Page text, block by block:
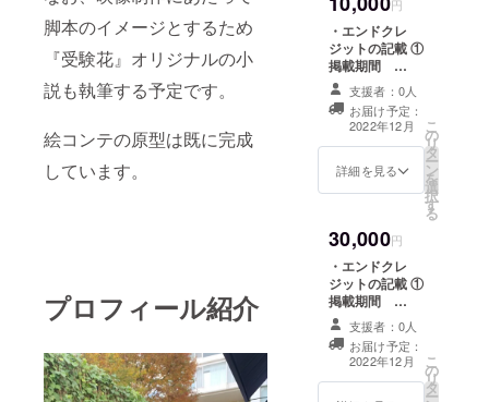
脚本のイメージとするため
『受験花』オリジナルの小
説も執筆する予定です。
絵コンテの原型は既に完成
しています。
プロフィール紹介
（ローマ字表記
推奨）
円
・エンドクレ
ジットの記載 ①
掲載期間
YouTube 公開期
間 ②掲載方法
概要欄に文字で
の記載となりま
す。 ※支援時、
必ず備考欄に掲
（ローマ字表記
推奨） ・『受験
花』MV Blu-
ray ※商業利用は
お控え下さい。
・サイン入りオ
フショット MV
撮影中などのオ
フショットにな
ります。 ・制作
支援者：0人
お届け予定：
2022年12月
詳細を見る
こ
の
リ
タ
ー
ン
を
選
択
す
る
30,000円
・エンドクレ
ジットの記載 ①
掲載期間
YouTube 公開期
間 ②掲載方法
概要欄に文字で
の記載となりま
す。 ※支援時、
支援者：0人
お届け予定：
2022年12月
こ
の
リ
タ
ー